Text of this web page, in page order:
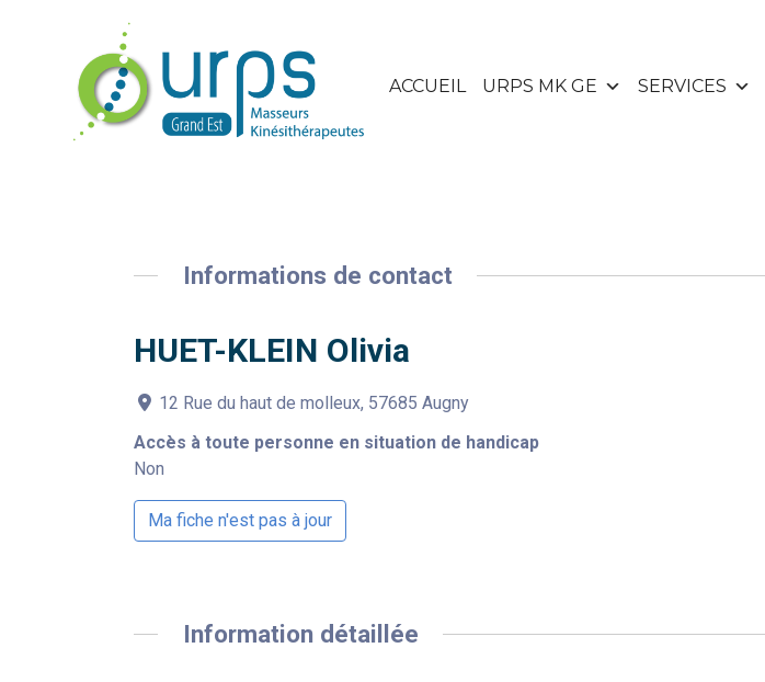
ACCUEIL URPS MK GE SERVICES
Informations de contact
HUET-KLEIN Olivia
12 Rue du haut de molleux, 57685 Augny
Accès à toute personne en situation de handicap
Non
Ma fiche n'est pas à jour
Information détaillée